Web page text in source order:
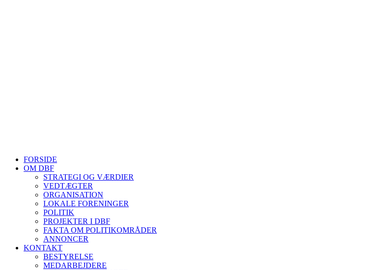
FORSIDE
OM DBF
STRATEGI OG VÆRDIER
VEDTÆGTER
ORGANISATION
LOKALE FORENINGER
POLITIK
PROJEKTER I DBF
FAKTA OM POLITIKOMRÅDER
ANNONCER
KONTAKT
BESTYRELSE
MEDARBEJDERE